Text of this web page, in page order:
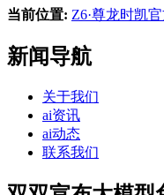
当前位置: Z6·尊龙时凯
新闻导航
关于我们
ai资讯
ai动态
联系我们